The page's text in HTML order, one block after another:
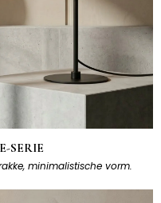
SERIE
minimalistische vorm.